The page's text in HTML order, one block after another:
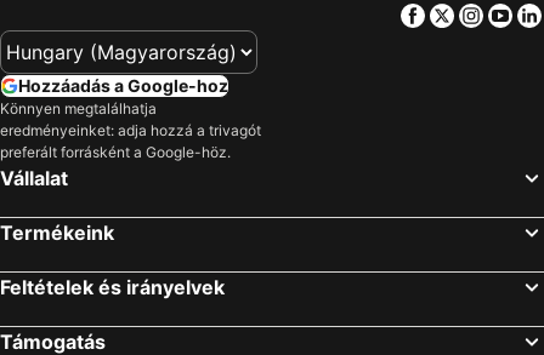
Facebook
Twitter
Hozzáadás a Google-hoz
Könnyen megtalálhatja
eredményeinket: adja hozzá a trivagót
preferált forrásként a Google-höz.
Vállalat
Termékeink
Feltételek és irányelvek
Támogatás